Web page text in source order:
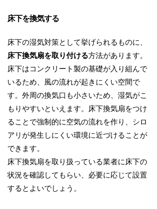
床下を換気する
床下の湿気対策として挙げられるものに、
床下換気扇を取り付ける方法があります。
床下はコンクリート製の基礎が入り組んで
いるため、風の流れが起きにくい空間で
す。外周の換気口も小さいため、湿気がこ
もりやすいといえます。床下換気扇をつけ
ることで強制的に空気の流れを作り、シロ
アリが発生しにくい環境に近づけることが
できます。
床下換気扇を取り扱っている業者に床下の
状況を確認してもらい、必要に応じて設置
するとよいでしょう。